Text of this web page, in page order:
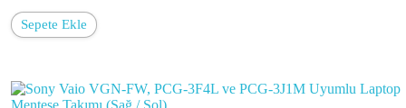
Sepete Ekle